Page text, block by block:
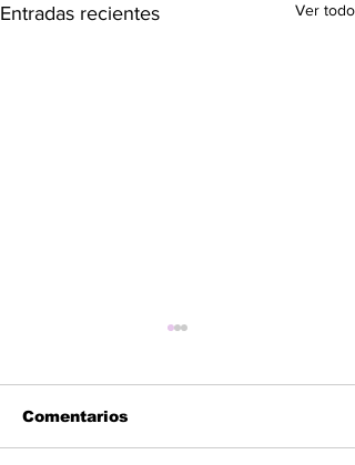
Entradas recientes Ver todo
Comentarios